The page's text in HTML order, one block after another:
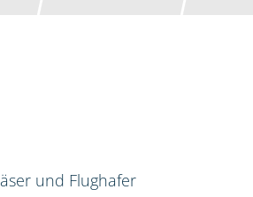
und Flughafer